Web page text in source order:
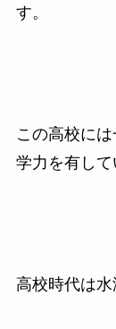
す。
この高校に
学力を有して
高校時代は水